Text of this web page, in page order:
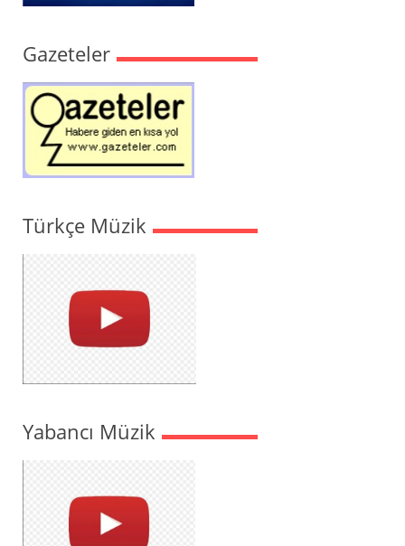
Gazeteler
Türkçe Müzik
Yabancı Müzik